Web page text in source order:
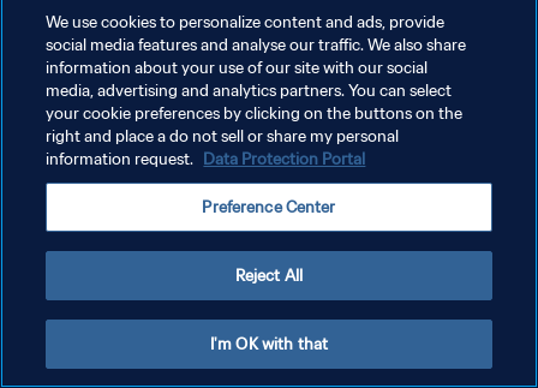
POLITIQUE DE CONFIDENTIALITÉ
CONDITIONS D'UTILISATION
GÉRER VOS PRÉFÉRENCES SUR LES COOKIES
We use cookies to personalize content and ads, provide
social media features and analyse our traffic. We also share
information about your use of our site with our social
media, advertising and analytics partners. You can select
your cookie preferences by clicking on the buttons on the
right and place a do not sell or share my personal
information request. Data Protection Portal
Preference Center
Reject All
I'm OK with that